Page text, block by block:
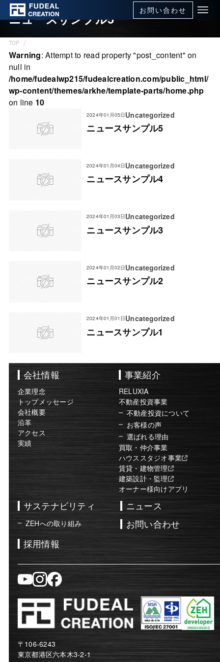
お問い合わせ
ニュースサンプル5
TOP
Warning: Attempt to read property "post_content" on
null in
/home/fudealwp215/fudealcreation.com/public_html/
wp-content/themes/arkhe/template-parts/home.php
on line 10
ニュースサンプル5
2024年01月05日Uncategorized
ニュースサンプル4
2024年01月04日Uncategorized
ニュースサンプル3
2024年01月03日Uncategorized
ニュースサンプル2
2024年01月02日Uncategorized
ニュースサンプル1
2024年01月01日Uncategorized
会社情報
企業理念
トップメッセージ
会社概要
沿革
アクセス
実績
事業紹介
RELUXIA
不動産投資事業
不動産投資について
お客様の声
選ばれる理由
買取・仲介事業
ハウススタジオ事業
賃貸・建物管理
建築設計・監理
オーナー様向けアプリ
サステナビリティ
ZEHへの取り組み
ニュース
採用情報
お問い合わせ
〒106-6243
東京都港区六本木3-2-1